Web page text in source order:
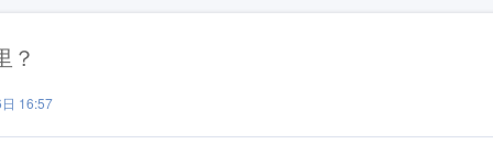
？
16:57